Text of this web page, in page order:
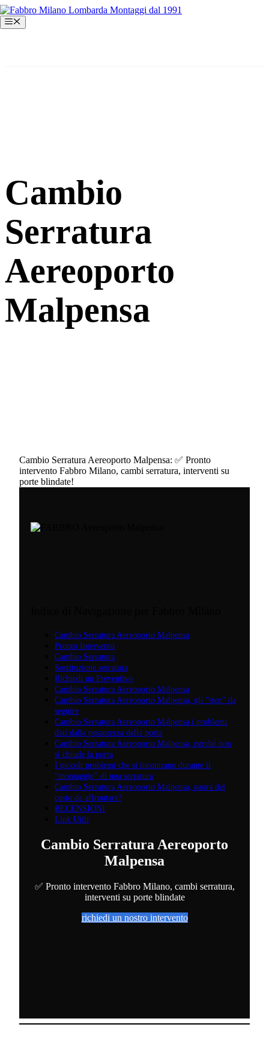
Vai
al
contenuto
Menu
Cambio
Serratura
Aereoporto
Malpensa
Cambio Serratura Aereoporto Malpensa: ✅ Pronto
intervento Fabbro Milano, cambi serratura, interventi su
porte blindate!
Cambio Serratura Aereoporto Malpensa
Pronto Intervento
Cambio Serratura
Sostituzione serratura
Richiedi un Preventivo
Cambio Serratura Aereoporto Malpensa
Cambio Serratura Aereoporto Malpensa, gli “step” da
seguire
Cambio Serratura Aereoporto Malpensa i problemi
dati dalla pesantezza della porta
Cambio Serratura Aereoporto Malpensa, perché non
si chiude la porta
I piccoli problemi che si incontrano durante il
“montaggio” di una serratura
Cambio Serratura Aereoporto Malpensa, paura del
costo da affrontare?
RECENSIONI
Link Utili
Cambio Serratura Aereoporto
Malpensa
✅ Pronto intervento Fabbro Milano, cambi serratura,
interventi su porte blindate
richiedi un nostro intervento